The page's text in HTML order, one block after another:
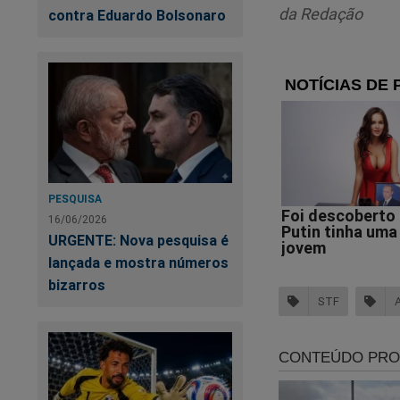
contra Eduardo Bolsonaro
PESQUISA
16/06/2026
URGENTE: Nova pesquisa é
lançada e mostra números
bizarros
da Redação
STF